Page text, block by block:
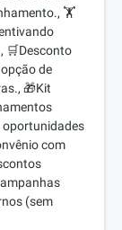
🏋️
🛒Desconto
de
🎁Kit
oportunidades
com
(sem